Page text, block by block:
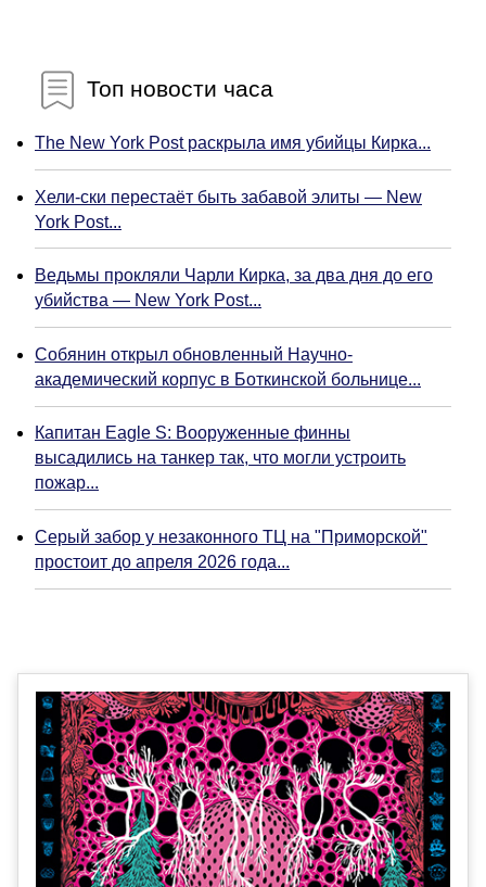
Топ новости часа
The New York Post раскрыла имя убийцы Кирка...
Хели-ски перестаёт быть забавой элиты — New
York Post...
Ведьмы прокляли Чарли Кирка, за два дня до его
убийства — New York Post...
Собянин открыл обновленный Научно-
академический корпус в Боткинской больнице...
Капитан Eagle S: Вооруженные финны
высадились на танкер так, что могли устроить
пожар...
Серый забор у незаконного ТЦ на "Приморской"
простоит до апреля 2026 года...